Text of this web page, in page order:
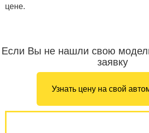
цене.
Если Вы не нашли свою
заявку
Узнать цену на свой